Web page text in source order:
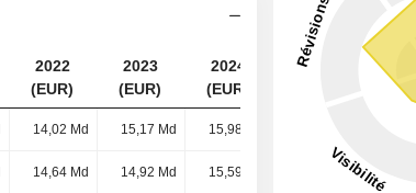
2022
(EUR)
2023
(EUR)
2024
(EUR)
2025
14,02 Md 15,17 Md 15,98 Md
14,64 Md 14,92 Md 15,59 Md 15,6 Md